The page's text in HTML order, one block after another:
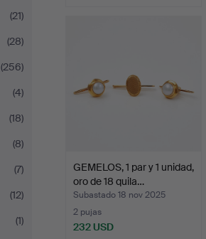
(21)
(28)
(256)
(4)
(18)
(8)
(7)
(12)
(1)
GEMELOS, 1 par y 1 unidad,
oro de 18 quila…
Subastado 18 nov 2025
2 pujas
232 USD